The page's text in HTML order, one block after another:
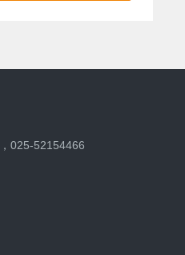
， 025-52154466